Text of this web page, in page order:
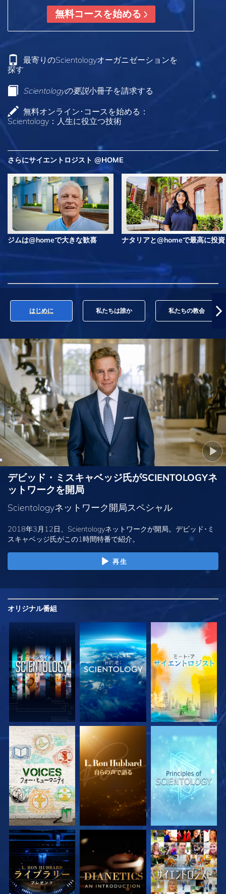
無料コースを始める
最寄りのScientologyオーガニゼーションを
探す
Scientologyの要説小冊子を請求する
無料オンライン･コースを始める：
Scientology：人生に役立つ技術
さらにサイエントロジスト @HOME
ジムは@homeで大きな歓喜 ナタリアと@homeで最高に投資
はじめに 私たちは誰か 私たちの教会
デビッド・ミスキャベッジ氏がSCIENTOLOGYネ
ットワークを開局
Scientologyネットワーク開局スペシャル
2018年3月12日、Scientologyネットワークが開局。デビッド･ミ
スキャベッジ氏がこの1時間特番で紹介。
再生
オリジナル番組
シリーズを探求 シリーズを探求 シリーズを探求
シリーズを探求 シリーズを探求 観る